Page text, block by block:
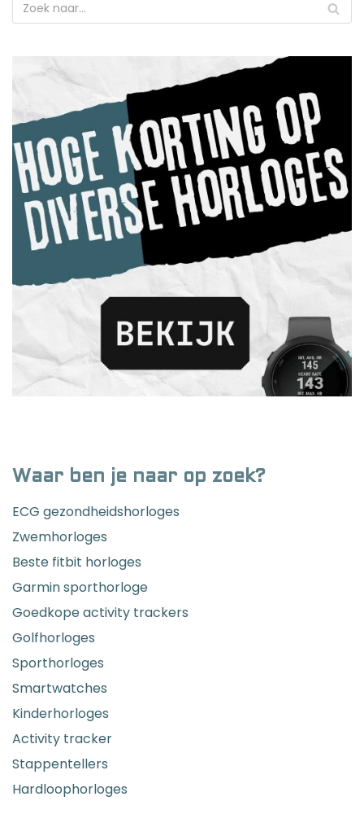
Waar ben je naar op zoek?
ECG gezondheidshorloges
Zwemhorloges
Beste fitbit horloges
Garmin sporthorloge
Goedkope activity trackers
Golfhorloges
Sporthorloges
Smartwatches
Kinderhorloges
Activity tracker
Stappentellers
Hardloophorloges